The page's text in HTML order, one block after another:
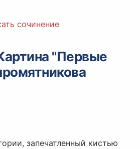
сочинение
"Первые
запечатленный кистью